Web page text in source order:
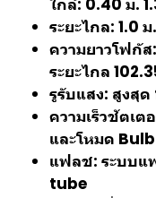
ใกล้: 0.40 ม.
ระยะไกล: 1.0
ความยาวโฟกัส
ระยะไกล
รูรับแสง: สูงสุ
ความเร็วชัตเต
และโหมด Bulb
แฟลช: ระบบ
tube